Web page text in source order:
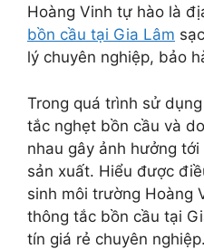
Hoàng Vinh tự hào là
bồn cầu tại Gia Lâm
lý chuyên nghiệp, bảo
Trong quá trình sử
tắc nghẹt bồn cầu và
nhau gây ảnh hưởng
sản xuất. Hiểu được
sinh môi trường Hoàng
thông tắc bồn cầu tại
tín giá rẻ chuyên